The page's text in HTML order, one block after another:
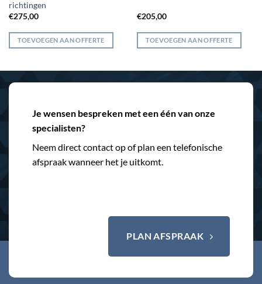
richtingen
€275,00
TOEVOEGEN AAN OFFERTE
€205,00
TOEVOEGEN AAN OFFERTE
Je wensen bespreken met een één van onze
specialisten?
Neem direct contact op of plan een telefonische
afspraak wanneer het je uitkomt.
PLAN AFSPRAAK